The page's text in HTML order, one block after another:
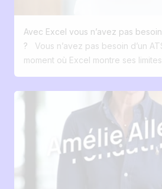
permet pas de faire.
certaines limites
volume augmente :
recrutements. Le suivi
demande du temps et
perd rapidement en
collaboration peu fluide
différentes versions de
échanges sur Slack et
candidat déjà rencontré il y a
base de donnée ❌ Une diffusion
fastidieuse ❌ Des reportings peu
réellement suivis par l'entreprise
valoriser les offres d'emploi sur
Résultat ? Ils ont décidé de
celui de Jobloom Pas pour avoir
fonctionnalités. Pour avoir les
✅ Recherche intelligente dans la
grâce à l'IA ✅ Collaboration fluide
managers ✅ Diffusion multilingue
Avec Excel vous n’avez pas
? Vous n’avez pas besoin d’un
moment où Excel montre ses
C’est rapide, gratuit, flexible.
attend de lui. Mais en recrutement,
progressivement : une
très bien tant que le volume des
maîtrisé . Puis les besoins évoluent.
candidatures, plusieurs postes